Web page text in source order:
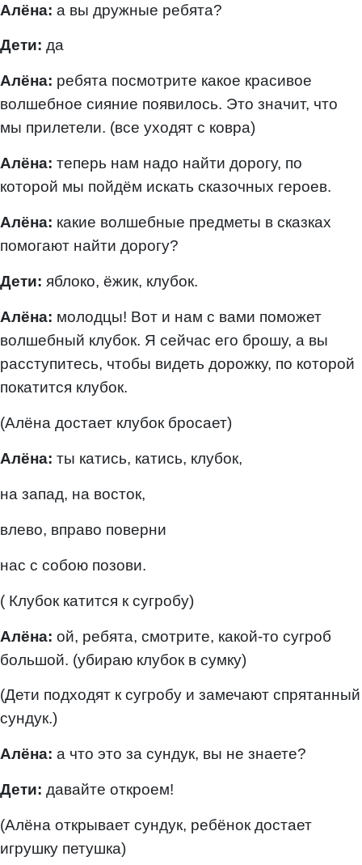
Алёна: а вы дружные ребята?
Дети: да
Алёна: ребята посмотрите какое красивое
волшебное сияние появилось. Это значит, что
мы прилетели. (все уходят с ковра)
Алёна: теперь нам надо найти дорогу, по
которой мы пойдём искать сказочных героев.
Алёна: какие волшебные предметы в сказках
помогают найти дорогу?
Дети: яблоко, ёжик, клубок.
Алёна: молодцы! Вот и нам с вами поможет
волшебный клубок. Я сейчас его брошу, а вы
расступитесь, чтобы видеть дорожку, по которой
покатится клубок.
(Алёна достает клубок бросает)
Алёна: ты катись, катись, клубок,
на запад, на восток,
влево, вправо поверни
нас с собою позови.
( Клубок катится к сугробу)
Алёна: ой, ребята, смотрите, какой-то сугроб
большой. (убираю клубок в сумку)
(Дети подходят к сугробу и замечают спрятанный
сундук.)
Алёна: а что это за сундук, вы не знаете?
Дети: давайте откроем!
(Алёна открывает сундук, ребёнок достает
игрушку петушка)